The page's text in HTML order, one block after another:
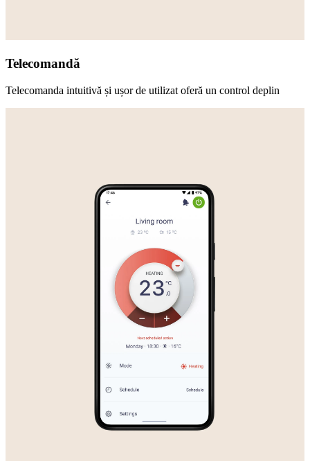
Telecomandă
Telecomanda intuitivă și ușor de utilizat oferă un control deplin